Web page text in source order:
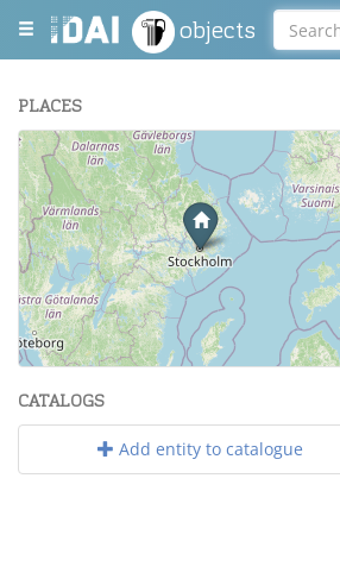
objects
PLACES
+
−
Leaflet | Maps and Data ©
CATALOGS
Add entity to catalogue